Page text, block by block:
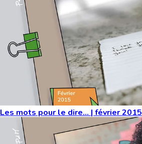
Les mots pour le dire… | février 2015